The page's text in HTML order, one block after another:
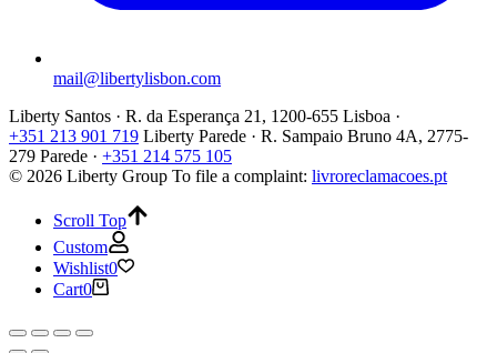
mail@libertylisbon.com
Liberty Santos · R. da Esperança 21, 1200-655 Lisboa ·
+351 213 901 719 Liberty Parede · R. Sampaio Bruno 4A, 2775-
279 Parede · +351 214 575 105
© 2026 Liberty Group To file a complaint: livroreclamacoes.pt
Scroll Top
Custom
Wishlist0
Cart0